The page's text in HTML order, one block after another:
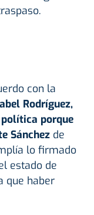
con la
Rodríguez,
porque
Sánchez de
lo firmado
estado de
que haber